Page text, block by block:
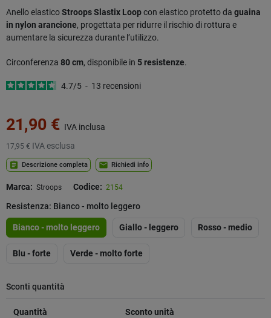
Anello elasticoStroops Slastix Loopcon elastico protetto da guaina
in nylon arancione, progettata per ridurre il rischio di rottura e
aumentare la sicurezza durante l’utilizzo.
Circonferenza 80 cm, disponibile in 5 resistenze.
4.7/5 - 13 recensioni
21,90 € IVA inclusa
17,95 € IVA esclusa
assignment Descrizione completa mail Richiedi info
Marca: Stroops Codice: 2154
Resistenza: Bianco - molto leggero
Bianco - molto leggero Giallo - leggero Rosso - medio
Blu - forte Verde - molto forte
Sconti quantità
Quantità Sconto unità